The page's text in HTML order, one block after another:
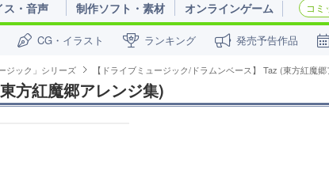
ス・音声 制作ソフト・素材 オンラインゲーム コミ
CG・イラスト ランキング 発売予告作品
ジック」シリーズ 【ドライブミュージック/ドラムンベース】 Taz (東方紅魔
方紅魔郷アレンジ集)